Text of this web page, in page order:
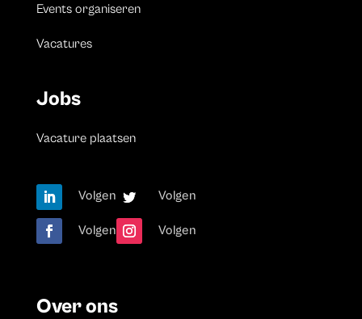
Events organiseren
Vacatures
Jobs
Vacature plaatsen
Volgen Volgen
Volgen Volgen
Over ons